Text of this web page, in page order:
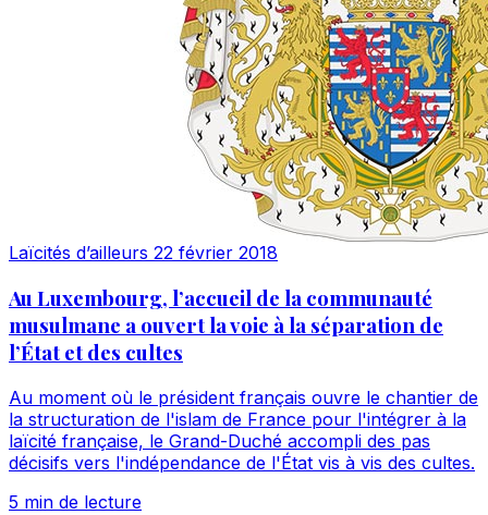
Laïcités d’ailleurs 22 février 2018
Au Luxembourg, l’accueil de la communauté
musulmane a ouvert la voie à la séparation de
l’État et des cultes
Au moment où le président français ouvre le chantier de
la structuration de l'islam de France pour l'intégrer à la
laïcité française, le Grand-Duché accompli des pas
décisifs vers l'indépendance de l'État vis à vis des cultes.
5 min de lecture